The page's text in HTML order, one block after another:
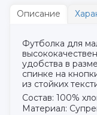
Описание
Футболка для
удобства в
спинке на
из стойких
Состав: 100%
Материал: